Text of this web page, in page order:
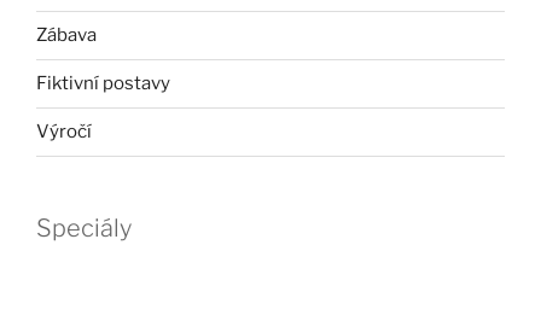
Zábava
Fiktivní postavy
Výročí
Speciály